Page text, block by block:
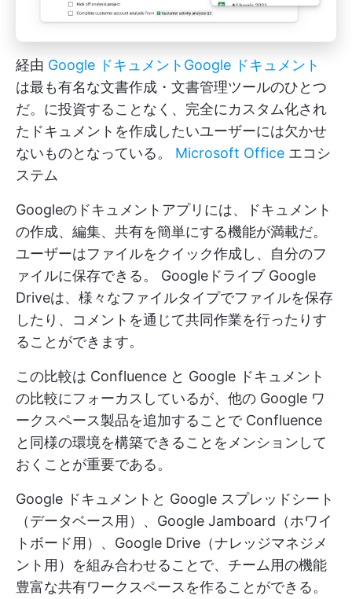
経由 Google ドキュメント Google ドキュメント
は最も有名な文書作成・文書管理ツールのひとつ
だ。に投資することなく、完全にカスタム化され
たドキュメントを作成したいユーザーには欠かせ
ないものとなっている。 Microsoft Office エコシ
ステム
Googleのドキュメントアプリには、ドキュメント
の作成、編集、共有を簡単にする機能が満載だ。
ユーザーはファイルをクイック作成し、自分のフ
ァイルに保存できる。 GoogleドライブGoogle
Driveは、様々なファイルタイプでファイルを保存
したり、コメントを通じて共同作業を行ったりす
ることができます。
この比較は Confluence と Google ドキュメント
の比較にフォーカスしているが、他の Google ワ
ークスペース製品を追加することで Confluence
と同様の環境を構築できることをメンションして
おくことが重要である。
Google ドキュメントと Google スプレッドシート
（データベース用）、Google Jamboard（ホワイ
トボード用）、Google Drive（ナレッジマネジメ
ント用）を組み合わせることで、チーム用の機能
豊富な共有ワークスペースを作ることができる。